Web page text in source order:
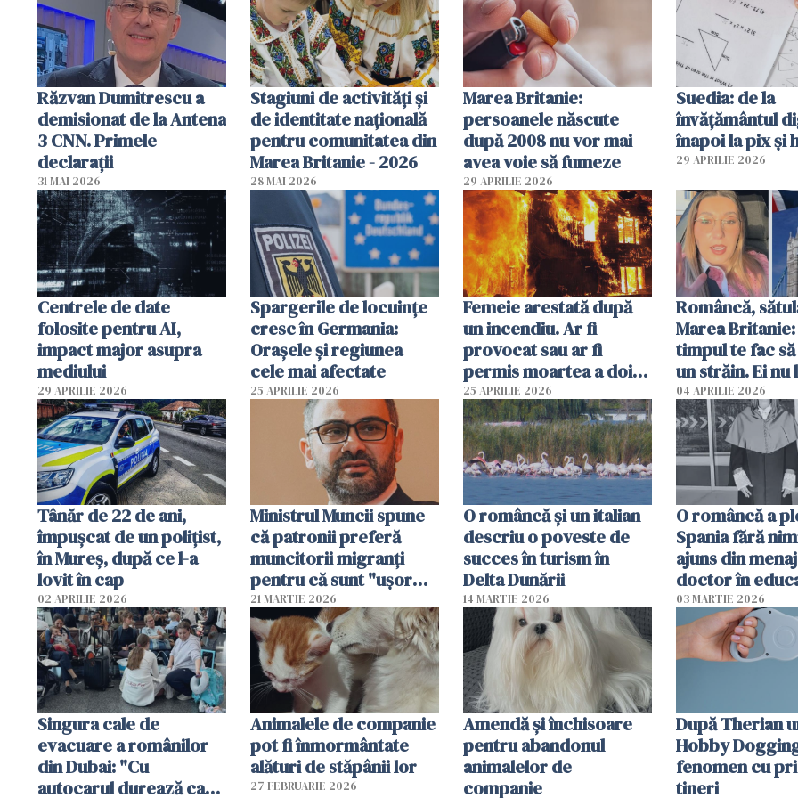
Răzvan Dumitrescu a
demisionat de la Antena
3 CNN. Primele
declarații
31 MAI 2026
Stagiuni de activități și
de identitate națională
pentru comunitatea din
Marea Britanie - 2026
28 MAI 2026
Marea Britanie:
persoanele născute
după 2008 nu vor mai
avea voie să fumeze
29 APRILIE 2026
Suedia: de la
învățământul
înapoi la pix și
29 APRILIE 2026
Centrele de date
folosite pentru AI,
impact major asupra
mediului
29 APRILIE 2026
Spargerile de locuințe
cresc în Germania:
Orașele și regiunea
cele mai afectate
25 APRILIE 2026
Femeie arestată după
un incendiu. Ar fi
provocat sau ar fi
permis moartea a doi
copii de 1 an și 3 ani
25 APRILIE 2026
Româncă,
Marea
timpul te fac
un străin. Ei nu
ca noi. În
oamenii sunt
04 APRILIE 2026
Tânăr de 22 de ani,
împușcat de un polițist,
în Mureș, după ce l-a
lovit în cap
02 APRILIE 2026
Ministrul Muncii spune
că patronii preferă
muncitorii migranți
pentru că sunt "uşor
dispensabili"
21 MARTIE 2026
O româncă și un italian
descriu o poveste de
succes în turism în
Delta Dunării
14 MARTIE 2026
O româncă a
Spania fără
ajuns din
doctor în
03 MARTIE 2026
Singura cale de
evacuare a românilor
din Dubai: "Cu
autocarul durează cam
Animalele de companie
pot fi înmormântate
alături de stăpânii lor
27 FEBRUARIE 2026
Amendă și închisoare
pentru abandonul
animalelor de
companie
După Therian
Hobby
fenomen cu
tineri